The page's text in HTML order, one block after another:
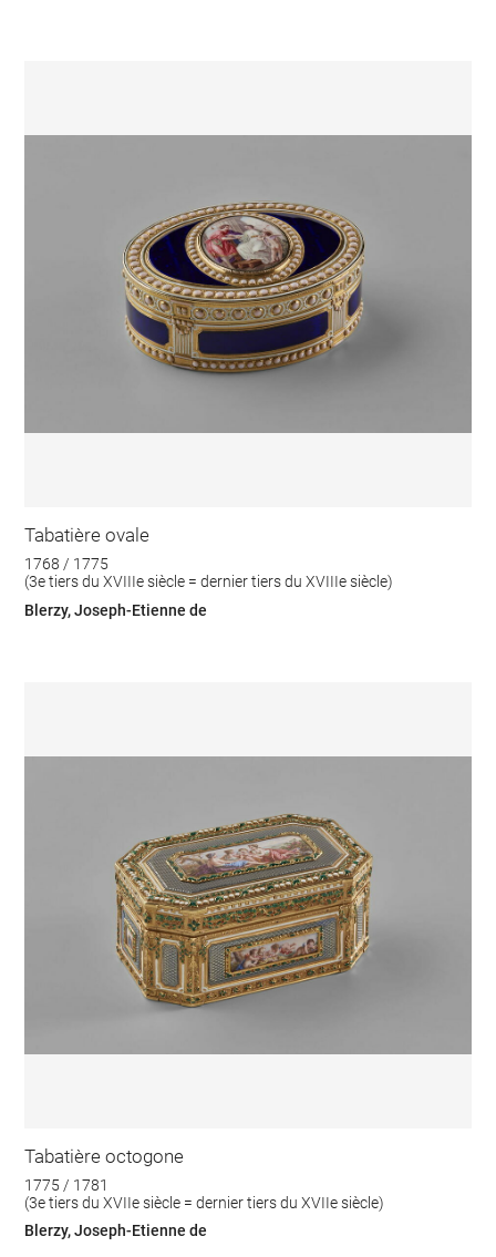
Tabatière ovale
1768 / 1775
(3e tiers du XVIIIe siècle = dernier tiers du XVIIIe siècle)
Blerzy, Joseph-Etienne de
Tabatière octogone
1775 / 1781
(3e tiers du XVIIe siècle = dernier tiers du XVIIe siècle)
Blerzy, Joseph-Etienne de